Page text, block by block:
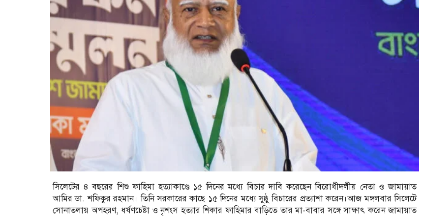
সিলেটের ৪ বছরের শিশু ফাহিমা হত্যাকাণ্ডে ১৫ দিনের মধ্যে বিচার দাবি করেছেন বিরোধীদলীয় নেতা ও জামায়াত
আমির ডা. শফিকুর রহমান। তিনি সরকারের কাছে ১৫ দিনের মধ্যে সুষ্ঠু বিচারের প্রত্যাশা করেন।আজ মঙ্গলবার সিলেটে
সোনাতলায় অপহরণ, ধর্ষণচেষ্টা ও নৃশংস হত্যার শিকার ফাহিমার বাড়িতে তার মা-বাবার সঙ্গে সাক্ষাৎ করেন জামায়াত